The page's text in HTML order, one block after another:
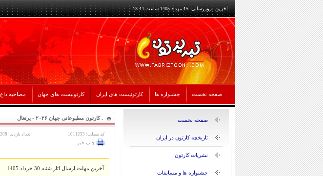
آخرین بروزرسانی: 15 مرداد 1405 ساعت 13:44
صفحه نخست جشنواره ها کارتونیست های ایران کارتونیست های جهان مصاحبه داغ
صفحه نخست
تاریخچه کارتون در ایران
نشریات کارتون
جشنواره ها و مسابقات
. کارتون مطبوعاتی جهان ۲۰۲۶ - پرتغال
کد مطلب: 1011233 تعداد بازدید: 208
چاپ خبر
آخرین مهلت ارسال اثار شنبه 30 خرداد 1405